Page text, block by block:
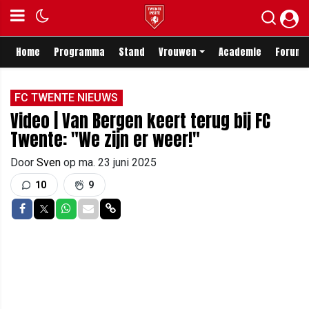
Home Programma Stand Vrouwen Academie Forum
FC TWENTE NIEUWS
Video | Van Bergen keert terug bij FC
Twente: "We zijn er weer!"
Door Sven op ma. 23 juni 2025
10 9
Delen op Facebook
Delen op Twitter
Delen op Whatsapp
Delen via Mail
Delen via link